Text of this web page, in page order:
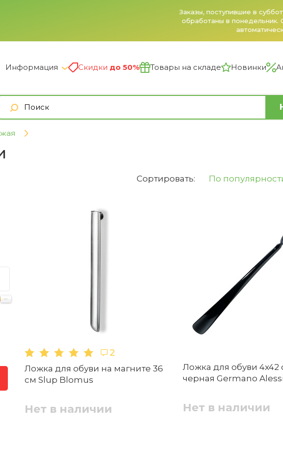
Заказы, поступившие в субботу и воскресенье, будут
обработаны в понедельник. Сайт принимает заказы
Информация Скидки до 50% Товары на складе Новинки
Сортировать: По
2
Ложка для обуви на магните 36
см Slup Blomus
Нет в наличии
Ложка для обуви 4x42
черная Germano
Нет в наличии